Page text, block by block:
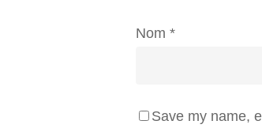
Nom *
Save my name,